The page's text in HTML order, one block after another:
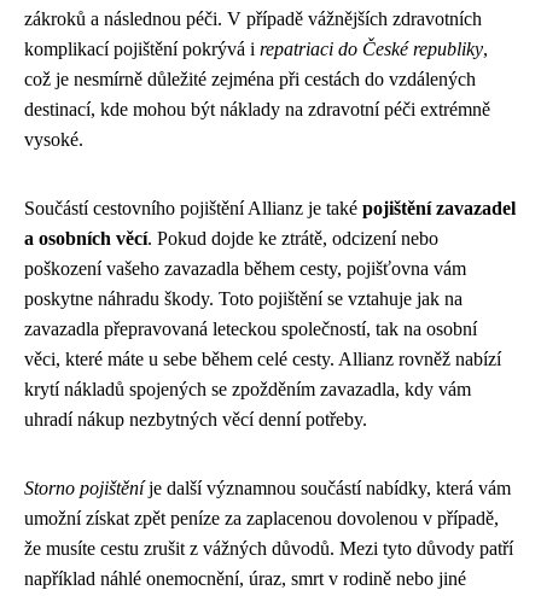
zákroků a následnou péči. V případě vážnějších zdravotních
komplikací pojištění pokrývá i repatriaci do České republiky,
což je nesmírně důležité zejména při cestách do vzdálených
destinací, kde mohou být náklady na zdravotní péči extrémně
vysoké.
Součástí cestovního pojištění Allianz je také pojištění zavazadel
a osobních věcí. Pokud dojde ke ztrátě, odcizení nebo
poškození vašeho zavazadla během cesty, pojišťovna vám
poskytne náhradu škody. Toto pojištění se vztahuje jak na
zavazadla přepravovaná leteckou společností, tak na osobní
věci, které máte u sebe během celé cesty. Allianz rovněž nabízí
krytí nákladů spojených se zpožděním zavazadla, kdy vám
uhradí nákup nezbytných věcí denní potřeby.
Storno pojištěníje další významnou součástí nabídky, která vám
umožní získat zpět peníze za zaplacenou dovolenou v případě,
že musíte cestu zrušit z vážných důvodů. Mezi tyto důvody patří
například náhlé onemocnění, úraz, smrt v rodině nebo jiné